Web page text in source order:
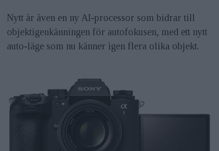
Nytt är även en ny AI-processor som bidrar till
objektigenkänningen för autofokusen, med ett nytt
auto-läge som nu känner igen flera olika objekt.